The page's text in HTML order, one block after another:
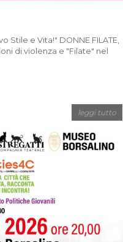
e Vita!" DONNE FILATE,
di violenza e "Filate" nel
leggi tutto